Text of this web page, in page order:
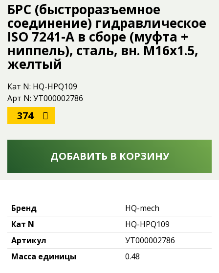
БРС (быстроразъемное
соединение) гидравлическое
ISO 7241-A в сборе (муфта +
ниппель), сталь, вн. M16х1.5,
желтый
Кат N: HQ-HPQ109
Арт N: УТ000002786
374
ДОБАВИТЬ В КОРЗИНУ
Бренд
HQ-mech
Кат N
HQ-HPQ109
Артикул
УТ000002786
Масса единицы
0.48